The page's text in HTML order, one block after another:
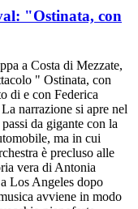
"Ostinata, con
a Costa di Mezzate,
" Ostinata, con
di e con Federica
narrazione si apre nel
da gigante con la
ma in cui
è precluso alle
vera di Antonia
Los Angeles dopo
avviene in modo